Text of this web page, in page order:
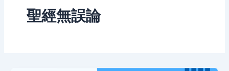
聖經無誤論